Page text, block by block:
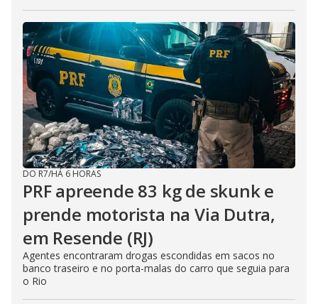
DO R7/HÁ 6 HORAS
PRF apreende 83 kg de skunk e
prende motorista na Via Dutra,
em Resende (RJ)
Agentes encontraram drogas escondidas em sacos no
banco traseiro e no porta-malas do carro que seguia para
o Rio